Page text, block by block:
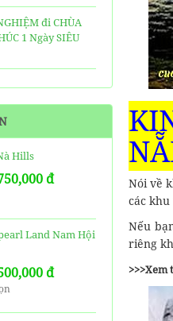
đi CHÙA
1 Ngày SIÊU
Chùa ở Sài Gòn
địa điểm du lịch
nhất việt nam:
Núi Bà Đen Tây
DẪN đi du lịch
chi tiết kèm
Hills
đ
Land Nam Hội
đ
Nói về
các
Nếu
riêng
>>>Xem